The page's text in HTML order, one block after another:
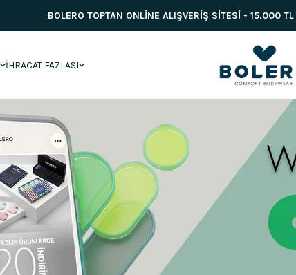
BOLERO TOPTAN ONLİNE ALIŞVERİŞ SİTESİ -
İHRACAT FAZLASI